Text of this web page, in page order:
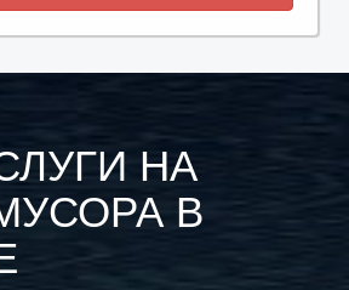
НА
В